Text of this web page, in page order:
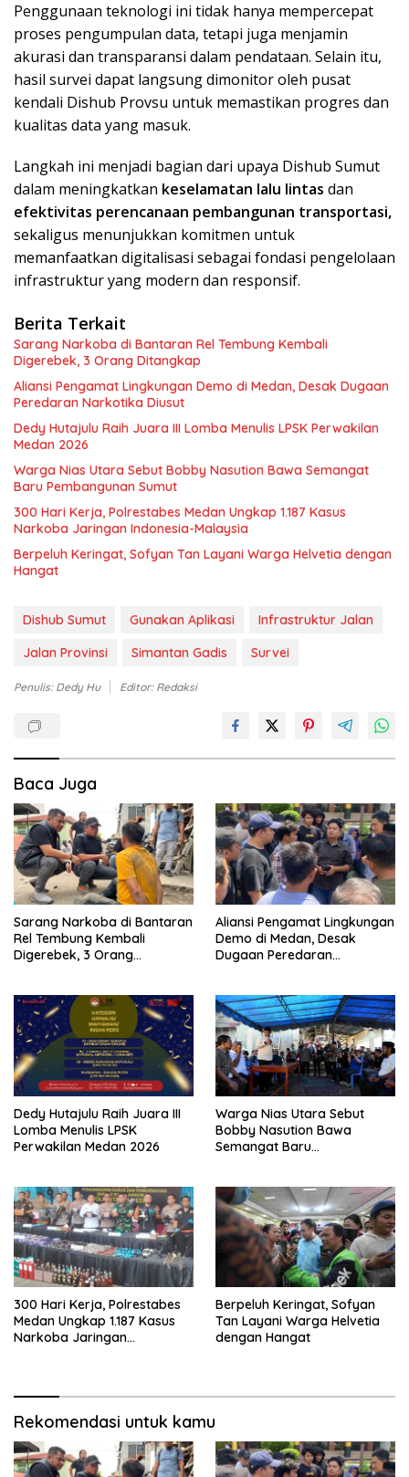
Penggunaan teknologi ini tidak hanya mempercepat
proses pengumpulan data, tetapi juga menjamin
akurasi dan transparansi dalam pendataan. Selain itu,
hasil survei dapat langsung dimonitor oleh pusat
kendali Dishub Provsu untuk memastikan progres dan
kualitas data yang masuk.
Langkah ini menjadi bagian dari upaya Dishub Sumut
dalam meningkatkan keselamatan lalu lintas dan
efektivitas perencanaan pembangunan transportasi,
sekaligus menunjukkan komitmen untuk
memanfaatkan digitalisasi sebagai fondasi pengelolaan
infrastruktur yang modern dan responsif.
Berita Terkait
Sarang Narkoba di Bantaran Rel Tembung Kembali
Digerebek, 3 Orang Ditangkap
Aliansi Pengamat Lingkungan Demo di Medan, Desak Dugaan
Peredaran Narkotika Diusut
Dedy Hutajulu Raih Juara III Lomba Menulis LPSK Perwakilan
Medan 2026
Warga Nias Utara Sebut Bobby Nasution Bawa Semangat
Baru Pembangunan Sumut
300 Hari Kerja, Polrestabes Medan Ungkap 1.187 Kasus
Narkoba Jaringan Indonesia-Malaysia
Berpeluh Keringat, Sofyan Tan Layani Warga Helvetia dengan
Hangat
Dishub Sumut Gunakan Aplikasi
Infrastruktur Jalan
Jalan Provinsi
Simantan Gadis Survei
Penulis: Dedy Hu Editor: Redaksi
Baca Juga
Sarang Narkoba di Bantaran
Rel Tembung Kembali
Digerebek, 3 Orang
Aliansi Pengamat Lingkungan
Demo di Medan, Desak
Dugaan Peredaran
Dedy Hutajulu Raih Juara III
Lomba Menulis LPSK
Perwakilan Medan 2026
Warga Nias Utara Sebut
Bobby Nasution Bawa
Semangat Baru
300 Hari Kerja, Polrestabes
Medan Ungkap 1.187 Kasus
Narkoba Jaringan
Berpeluh Keringat, Sofyan
Tan Layani Warga Helvetia
dengan Hangat
Rekomendasi untuk kamu